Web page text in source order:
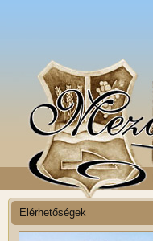
Elérhetőségek